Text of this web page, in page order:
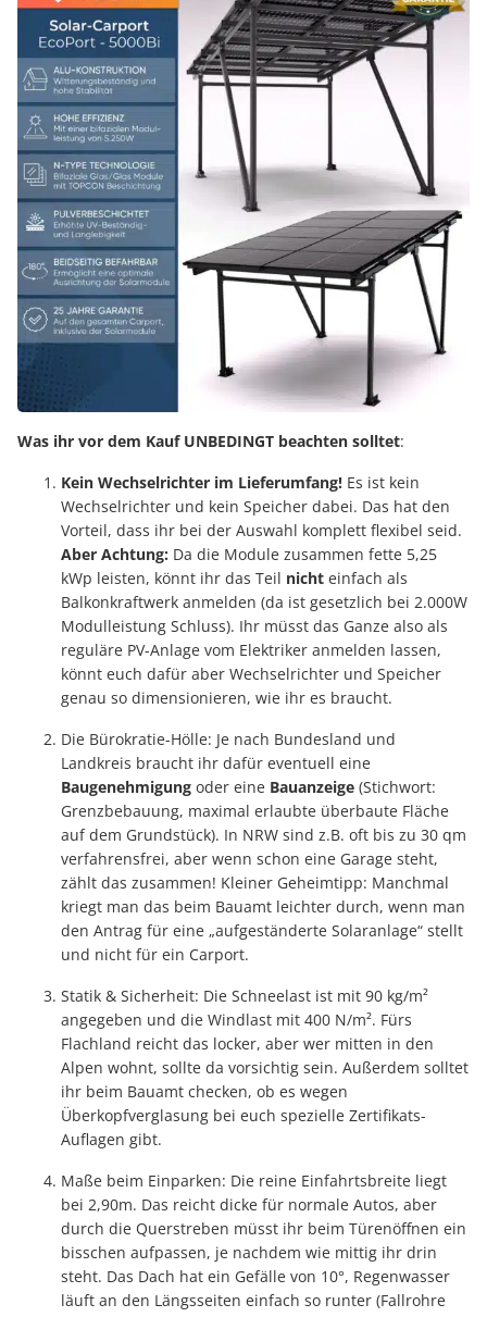
Was ihr vor dem Kauf UNBEDINGT beachten solltet:
Kein Wechselrichter im Lieferumfang! Es ist kein
Wechselrichter und kein Speicher dabei. Das hat den
Vorteil, dass ihr bei der Auswahl komplett flexibel seid.
Aber Achtung: Da die Module zusammen fette 5,25
kWp leisten, könnt ihr das Teil nicht einfach als
Balkonkraftwerk anmelden (da ist gesetzlich bei 2.000W
Modulleistung Schluss). Ihr müsst das Ganze also als
reguläre PV-Anlage vom Elektriker anmelden lassen,
könnt euch dafür aber Wechselrichter und Speicher
genau so dimensionieren, wie ihr es braucht.
Die Bürokratie-Hölle: Je nach Bundesland und
Landkreis braucht ihr dafür eventuell eine
Baugenehmigung oder eine Bauanzeige (Stichwort:
Grenzbebauung, maximal erlaubte überbaute Fläche
auf dem Grundstück). In NRW sind z.B. oft bis zu 30 qm
verfahrensfrei, aber wenn schon eine Garage steht,
zählt das zusammen! Kleiner Geheimtipp: Manchmal
kriegt man das beim Bauamt leichter durch, wenn man
den Antrag für eine „aufgeständerte Solaranlage“ stellt
und nicht für ein Carport.
Statik & Sicherheit: Die Schneelast ist mit 90 kg/m²
angegeben und die Windlast mit 400 N/m². Fürs
Flachland reicht das locker, aber wer mitten in den
Alpen wohnt, sollte da vorsichtig sein. Außerdem solltet
ihr beim Bauamt checken, ob es wegen
Überkopfverglasung bei euch spezielle Zertifikats-
Auflagen gibt.
Maße beim Einparken: Die reine Einfahrtsbreite liegt
bei 2,90m. Das reicht dicke für normale Autos, aber
durch die Querstreben müsst ihr beim Türenöffnen ein
bisschen aufpassen, je nachdem wie mittig ihr drin
steht. Das Dach hat ein Gefälle von 10°, Regenwasser
läuft an den Längsseiten einfach so runter (Fallrohre